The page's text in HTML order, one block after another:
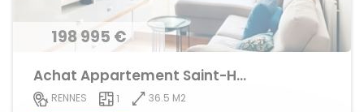
198 995 €
Achat Appartement Saint-Helier
RENNES 1
36.5 M2